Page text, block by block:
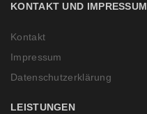
KONTAKT UND IMPRESSUM
Kontakt
Impressum
Datenschutzerklärung
LEISTUNGEN